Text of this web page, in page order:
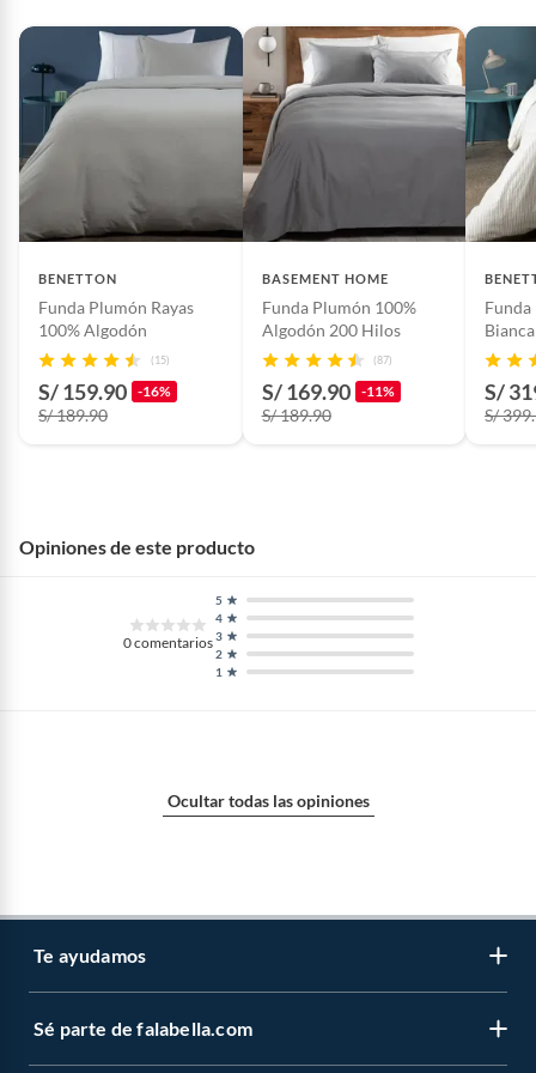
BENETTON
Funda Plumón Rayas
100% Algodón
(15)
S/ 159.90 -16%
S/ 189.90
BASEMENT HOME
Funda Plumón 100%
Algodón 200 Hilos
(87)
S/ 169.90 -11%
S/ 189.90
Funda
S/
S/
Opiniones de este producto
0comentarios
1
2
3
4
5
Ocultar todas las opiniones
Te ayudamos
Atención por WhatsApp
Sé parte de falabella.com